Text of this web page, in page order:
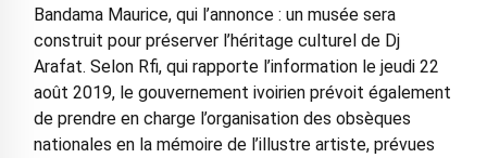
Bandama Maurice, qui l’annonce : un musée sera
construit pour préserver l’héritage culturel de Dj
Arafat. Selon Rfi, qui rapporte l’information le jeudi 22
août 2019, le gouvernement ivoirien prévoit également
de prendre en charge l’organisation des obsèques
nationales en la mémoire de l’illustre artiste, prévues